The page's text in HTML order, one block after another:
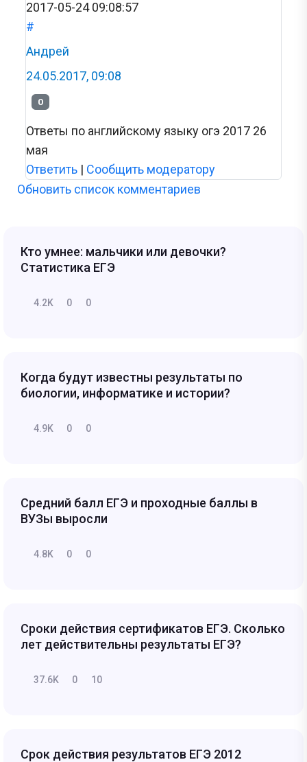
2017-05-24 09:08:57
#
Андрей
24.05.2017, 09:08
0
Ответы по английскому языку огэ 2017 26
мая
Ответить | Сообщить модератору
Обновить список комментариев
Кто умнее: мальчики или девочки?
Статистика ЕГЭ
4.2K 0 0
Когда будут известны результаты по
биологии, информатике и истории?
4.9K 0 0
Средний балл ЕГЭ и проходные баллы в
ВУЗы выросли
4.8K 0 0
Сроки действия сертификатов ЕГЭ. Сколько
лет действительны результаты ЕГЭ?
37.6K 0 10
Срок действия результатов ЕГЭ 2012